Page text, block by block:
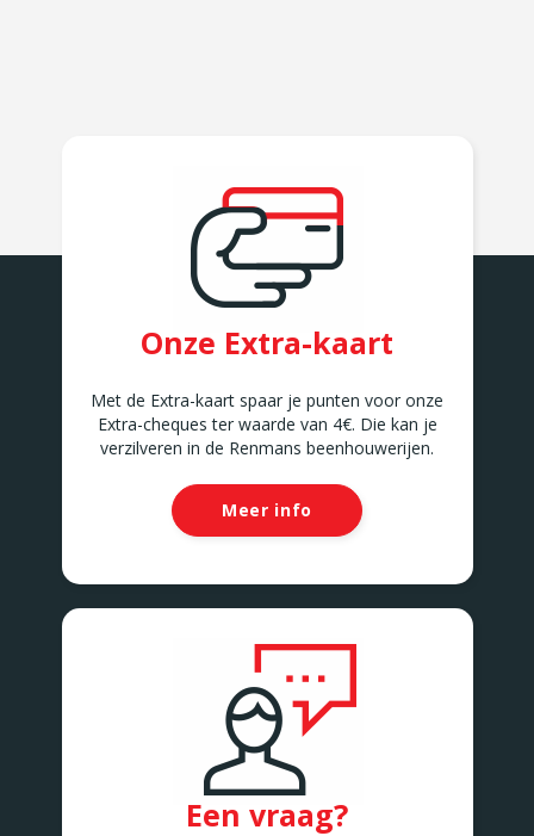
Onze Extra-kaart
Met de Extra-kaart spaar je punten voor onze
Extra-cheques ter waarde van 4€. Die kan je
verzilveren in de Renmans beenhouwerijen.
Meer info
Een vraag?